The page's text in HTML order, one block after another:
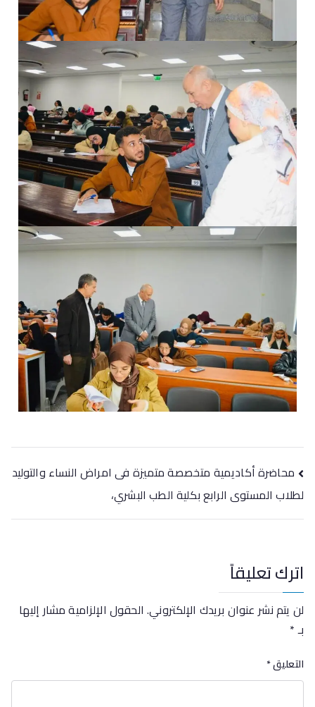
محاضرة أكاديمية متخصصة متميزة فى امراض النساء والتوليد
لطلاب المستوى الرابع بكلية الطب البشري،
اترك تعليقاً
لن يتم نشر عنوان بريدك الإلكتروني. الحقول الإلزامية مشار إليها
بـ*
التعليق*